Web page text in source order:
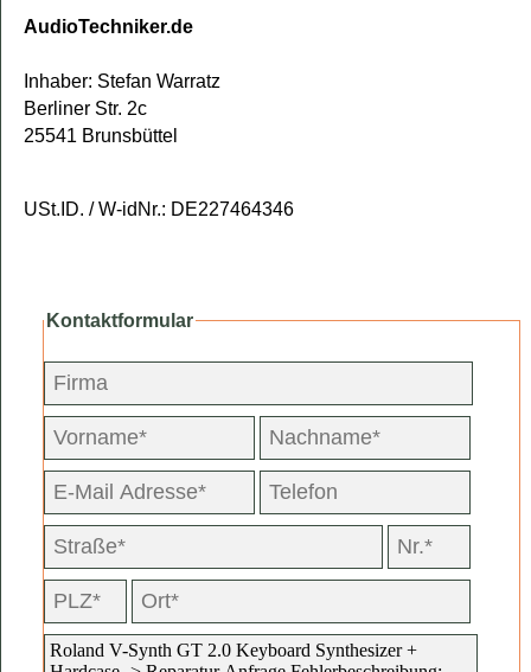
AudioTechniker.de
Inhaber: Stefan Warratz
Berliner Str. 2c
25541 Brunsbüttel
USt.ID. / W-idNr.: DE227464346
Kontaktformular